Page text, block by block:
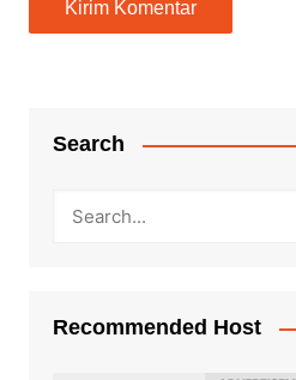
Search
Recommended Host